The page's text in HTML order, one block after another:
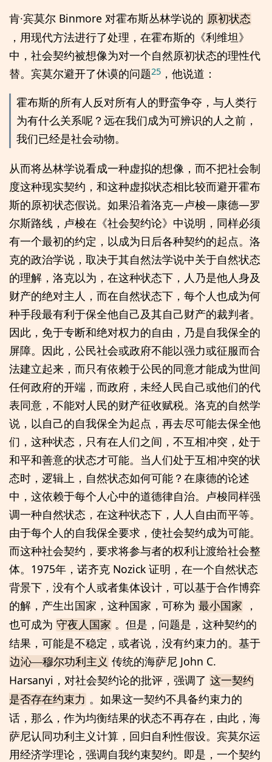
肯·宾莫尔 Binmore 对霍布斯丛林学说的 原初状态
，用现代方法进行了处理，在霍布斯的《利维坦》
中，社会契约被想像为对一个自然原初状态的理性代
替。宾莫尔避开了休谟的问题25 ，他说道：
霍布斯的所有人反对所有人的野蛮争夺，与人类行
为有什么关系呢？远在我们成为可辨识的人之前，
我们已经是社会动物。
从而将丛林学说看成一种虚拟的想像，而不把社会制
度这种现实契约，和这种虚拟状态相比较而避开霍布
斯的原初状态假说。如果沿着洛克—卢梭—康德—罗
尔斯路线，卢梭在《社会契约论》中说明，同样必须
有一个最初的约定，以成为日后各种契约的起点。洛
克的政治学说，取决于其自然法学说中关于自然状态
的理解，洛克以为，在这种状态下，人乃是他人身及
财产的绝对主人，而在自然状态下，每个人也成为何
种手段最有利于保全他自己及其自己财产的裁判者。
因此，免于专断和绝对权力的自由，乃是自我保全的
屏障。因此，公民社会或政府不能以强力或征服而合
法建立起来，而只有依赖于公民的同意才能成为世间
任何政府的开端，而政府，未经人民自己或他们的代
表同意，不能对人民的财产征收赋税。洛克的自然学
说，以自己的自我保全为起点，再去尽可能去保全他
们，这种状态，只有在人们之间，不互相冲突，处于
和平和善意的状态才可能。当人们处于互相冲突的状
态时，逻辑上，自然状态如何可能？在康德的论述
中，这依赖于每个人心中的道德律自治。卢梭同样强
调一种自然状态，在这种状态下，人人自由而平等。
由于每个人的自我保全要求，使社会契约成为可能。
而这种社会契约，要求将参与者的权利让渡给社会整
体。1975年，诺齐克 Nozick 证明，在一个自然状态
背景下，没有个人或者集体设计，可以基于合作博弈
的解，产生出国家，这种国家，可称为 最小国家
，
也可成为 守夜人国家 。但是，问题是，这种契约的
结果，可能是不稳定，或者说，没有约束力的。基于
边沁—穆尔功利主义 传统的海萨尼 John C.
Harsanyi，对社会契约论的批评，强调了 这一契约
是否存在约束力 。如果这一契约不具备约束力的
话，那么，作为均衡结果的状态不再存在，由此，海
萨尼认同功利主义计算，回归自利性假设。宾莫尔运
用经济学理论，强调自我约束契约。即是，一个契约